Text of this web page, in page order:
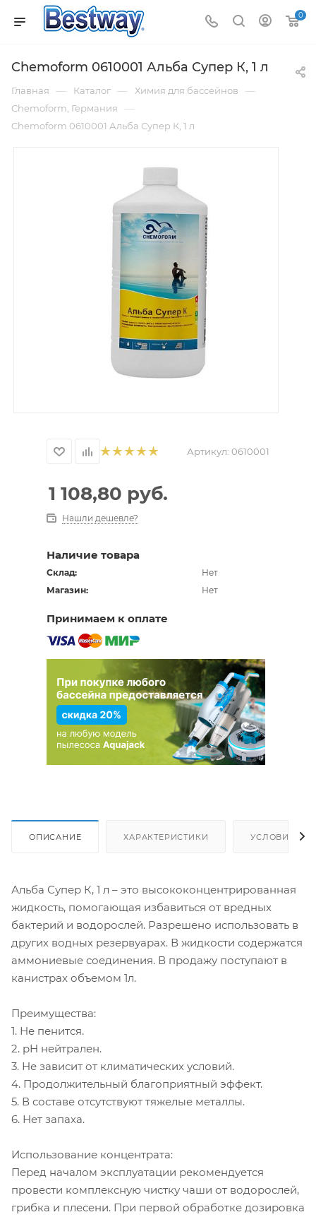
0
Chemoform 0610001 Альба Супер К, 1 л
Главная — Каталог — Химия для бассейнов —
Chemoform, Германия —
Chemoform 0610001 Альба Супер К, 1 л
Артикул: 0610001
1 108,80 руб.
Нашли дешевле?
Наличие товара
Склад:
Нет
Магазин:
Нет
Принимаем к оплате
ОПИСАНИЕ ХАРАКТЕРИСТИКИ УСЛОВИЯ
Альба Супер К, 1 л – это высококонцентрированная
жидкость, помогающая избавиться от вредных
бактерий и водорослей. Разрешено использовать в
других водных резервуарах. В жидкости содержатся
аммониевые соединения. В продажу поступают в
канистрах объемом 1л.
Преимущества:
1. Не пенится.
2. pH нейтрален.
3. Не зависит от климатических условий.
4. Продолжительный благоприятный эффект.
5. В составе отсутствуют тяжелые металлы.
6. Нет запаха.
Использование концентрата:
Перед началом эксплуатации рекомендуется
провести комплексную чистку чаши от водорослей,
грибка и плесени. При первой обработке дозировка